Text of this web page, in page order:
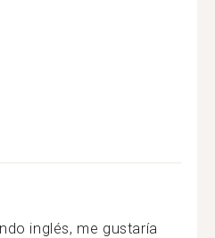
inglés, me gustaría